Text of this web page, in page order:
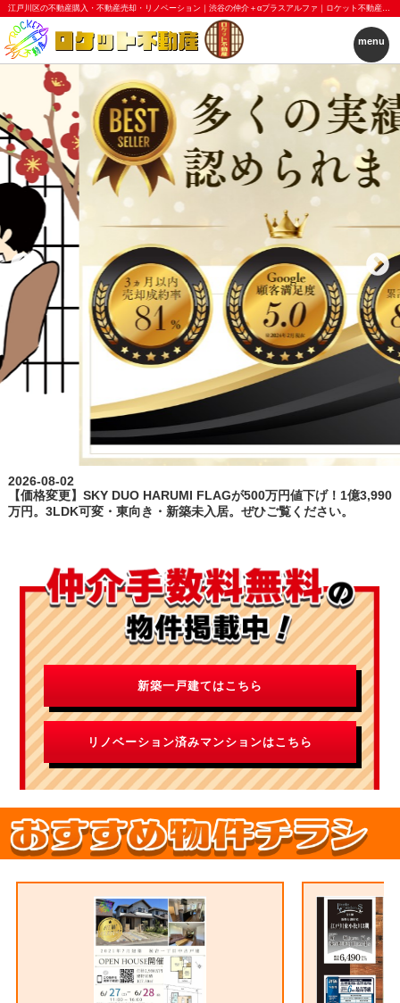
江戸川区の不動産購入・不動産売却・リノベーション｜渋谷の仲介＋αプラスアルファ｜ロケット不動産株式会社
menu
新築一戸建てはこちら
リノベーション済みマンションはこちら